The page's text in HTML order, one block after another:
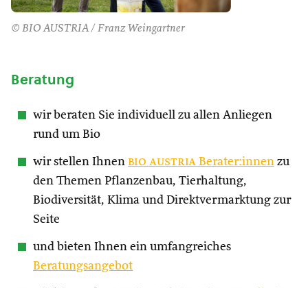
© BIO AUSTRIA / Franz Weingartner
Beratung
wir beraten Sie individuell zu allen Anliegen
rund um Bio
wir stellen Ihnen bio austria Berater:innen zu
den Themen Pflanzenbau, Tierhaltung,
Biodiversität, Klima und Direktvermarktung zur
Seite
und bieten Ihnen ein umfangreiches
Beratungsangebot